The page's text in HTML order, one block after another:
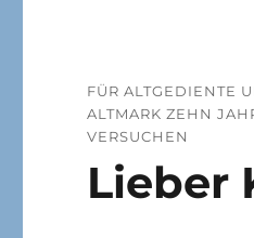
FÜR ALTGEDIENTE
ALTMARK ZEHN
VERSUCHEN
Lieber